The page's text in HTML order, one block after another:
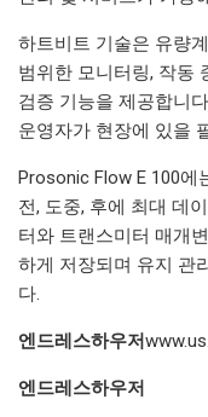
하트비트 기술은 유량
범위한 모니터링, 작동
검증 기능을 제공합니
운영자가 현장에 있을
Prosonic Flow E 100에
전, 도중, 후에 최대 데
터와 트랜스미터 매개
하게 저장되며 유지 관
다.
엔드레스하우저
엔드레스하우저